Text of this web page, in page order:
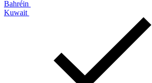
Bahréin
Kuwait